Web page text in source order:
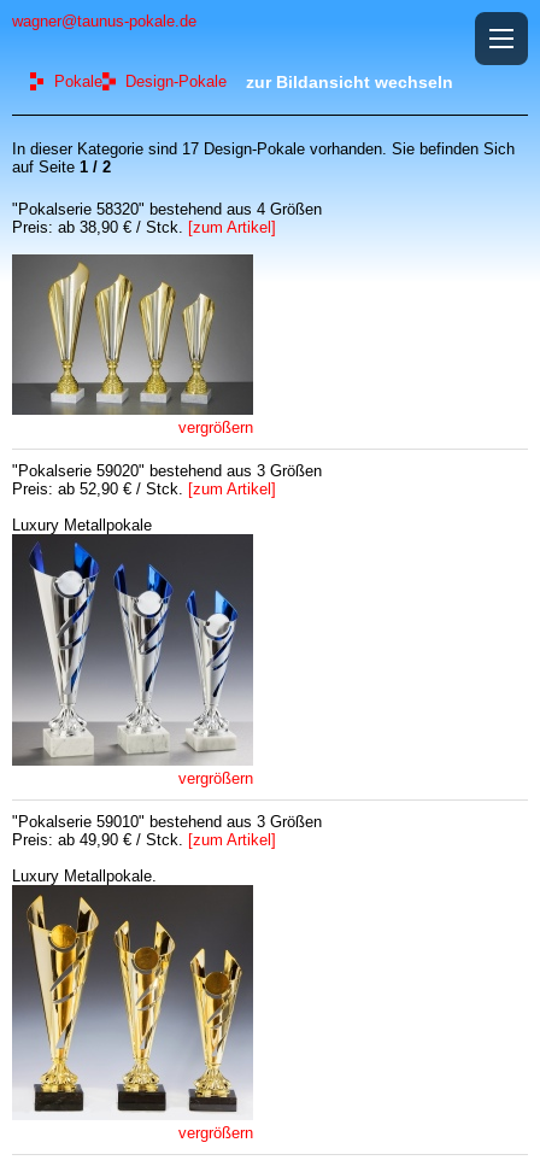
wagner@taunus-pokale.de
Pokale Design-Pokale zur Bildansicht wechseln
In dieser Kategorie sind 17 Design-Pokale vorhanden. Sie befinden Sich
auf Seite 1 / 2
"Pokalserie 58320" bestehend aus 4 Größen
Preis: ab 38,90 € / Stck. [zum Artikel]
vergrößern
"Pokalserie 59020" bestehend aus 3 Größen
Preis: ab 52,90 € / Stck. [zum Artikel]
Luxury Metallpokale
vergrößern
"Pokalserie 59010" bestehend aus 3 Größen
Preis: ab 49,90 € / Stck. [zum Artikel]
Luxury Metallpokale.
vergrößern